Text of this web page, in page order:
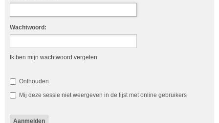
Wachtwoord:
Ik ben mijn wachtwoord vergeten
Onthouden
Mij deze sessie niet weergeven in de lijst met online gebruikers